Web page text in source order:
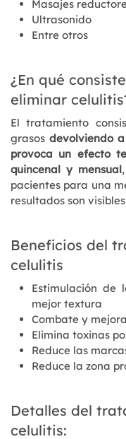
Masajes
Ultrasonido
Entre otros
¿En qué
eliminar
El tratamiento
grasos devolviendo
provoca un efecto
quincenal y mensual
pacientes para una
resultados son
Beneficios del
celulitis
Estimulación
mejor textura
Combate y
Elimina toxinas
Reduce las
Reduce la zona
Detalles del
celulitis: